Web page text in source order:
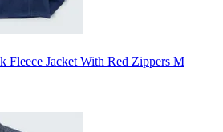
Fleece Jacket With Red Zippers M